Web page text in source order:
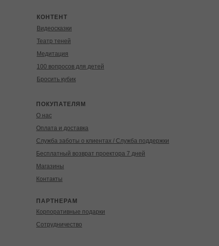
КОНТЕНТ
Видеосказки
Театр теней
Медитация
100 вопросов для детей
Бросить кубик
ПАРТНЕРАМ
Корпоративные подарки
Сотрудничество
ПОКУПАТЕЛЯМ
О нас
Оплата и доставка
Служба заботы о клиентах / Служба поддержки
Бесплатный возврат проектора 7 дней
Магазины
Контакты